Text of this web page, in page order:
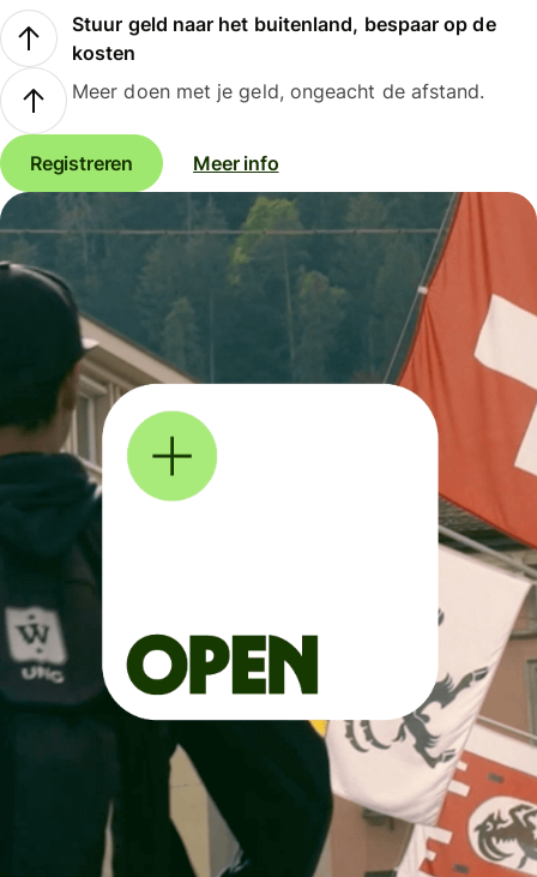
Stuur geld naar het buitenland, bespaar op de
kosten
Meer doen met je geld, ongeacht de afstand.
Registreren Meer info